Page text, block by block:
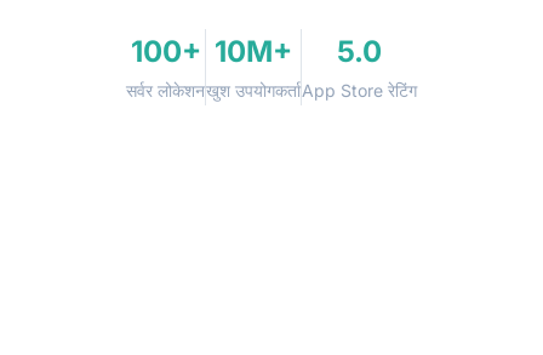
100+
सर्वर लोकेशन
10M+
खुश उपयोगकर्ता
5.0
App Store रेटिंग